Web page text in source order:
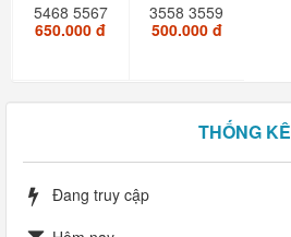
5468 5567
5568 ZIN
650.000 đ
3558 3559
3578 3476
500.000 đ
THỐNG KÊ
Đang truy cập